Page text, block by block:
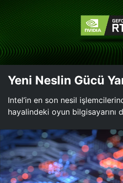
Yeni Neslin Gücü
Intel’in en son nesil
hayalindeki oyun bilgisayarını